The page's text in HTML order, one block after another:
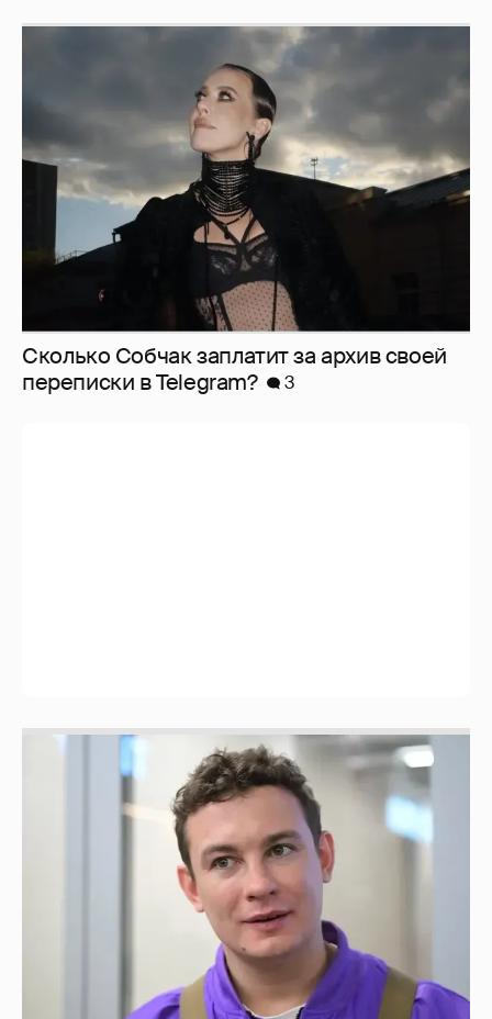
Сколько Собчак заплатит за архив своей
перeписки в Telegram?
3
Никита Кологривый высказался насчёт